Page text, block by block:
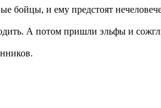
бойцы, и ему предстоят
А потом пришли эльфы и